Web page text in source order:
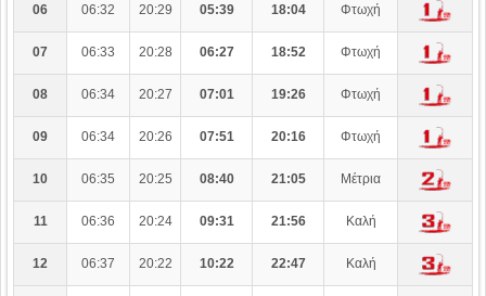
06 06:32 20:29 05:39 18:04 Φτωχή
07 06:33 20:28 06:27 18:52 Φτωχή
08 06:34 20:27 07:01 19:26 Φτωχή
09 06:34 20:26 07:51 20:16 Φτωχή
10 06:35 20:25 08:40 21:05 Μέτρια
11 06:36 20:24 09:31 21:56 Καλή
12 06:37 20:22 10:22 22:47 Καλή